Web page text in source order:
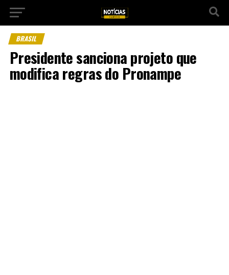
BRASIL
Presidente sanciona projeto que
modifica regras do Pronampe